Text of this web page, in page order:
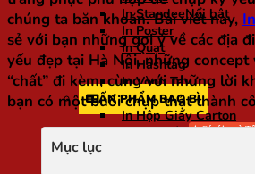
In Standee
In Poster
In Quạt
In Hashtag
In Vòng Tay
ẤN PHẨM BAO BÌ
In Hộp Giấy Carton
chúng ta băn khoăn. Bài viết này,
sẻ với bạn những gợi ý về các địa
yếu đẹp tại Hà Nội, những
“chất” đi kèm, cùng với những lời
bạn có một buổi chụp thật thành
Mục lục